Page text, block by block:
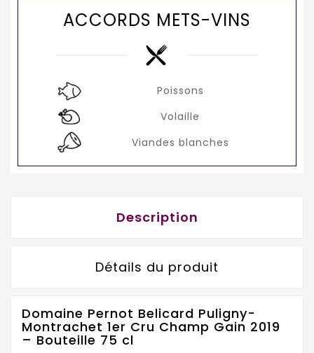
ACCORDS METS-VINS
Poissons
Volaille
Viandes blanches
Description
Détails du produit
Domaine Pernot Belicard Puligny-
Montrachet 1er Cru Champ Gain 2019
– Bouteille 75 cl